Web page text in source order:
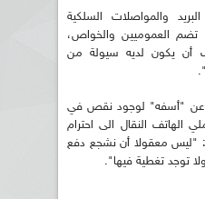
والمواصلات السلكية
تضم العموميين والخواص،
أن يكون لديه سيولة من
عن "أسفه" لوجود نقص في
الهاتف النقال الى احترام
"ليس معقولا أن نشجع دفع
توجد تغطية فيها".